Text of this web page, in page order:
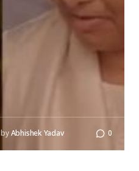
byAbhishek Yadav 0